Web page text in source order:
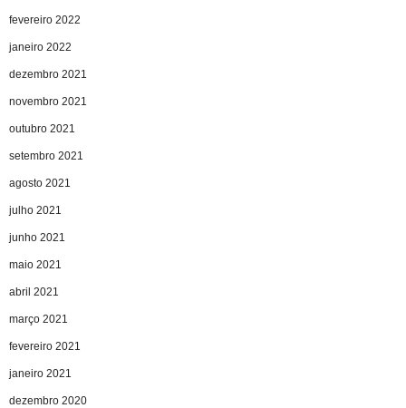
fevereiro 2022
janeiro 2022
dezembro 2021
novembro 2021
outubro 2021
setembro 2021
agosto 2021
julho 2021
junho 2021
maio 2021
abril 2021
março 2021
fevereiro 2021
janeiro 2021
dezembro 2020